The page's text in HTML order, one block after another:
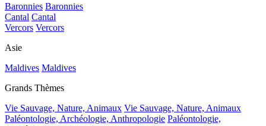
Baronnies Baronnies
Cantal Cantal
Vercors Vercors
Asie
Maldives Maldives
Grands Thèmes
Vie Sauvage, Nature, Animaux Vie Sauvage, Nature, Animaux
Paléontologie, Archéologie, Anthropologie Paléontologie,